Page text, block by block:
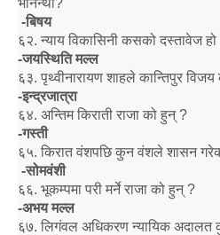
भनिन्थो?
-बिषय
६२. न्याय विकासिनी कसको दस्तावेज हो
-जयस्थिति मल्ल
६३. पृथ्वीनारायण शाहले कान्तिपुर
-इन्द्रजात्रा
६४. अन्तिम किराती राजा को हुन् ?
-गस्ती
६५. किरात वंशपछि कुन वंशले शासन
-सोमवंशी
६६. भूकम्पमा परी मर्ने राजा को हुन् ?
-अभय मल्ल
६७. लिगंवल अधिकरण न्यायिक अदालत